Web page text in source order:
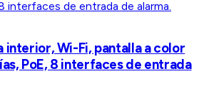
interior, Wi-Fi, pantalla a color
PoE, 8 interfaces de entrada